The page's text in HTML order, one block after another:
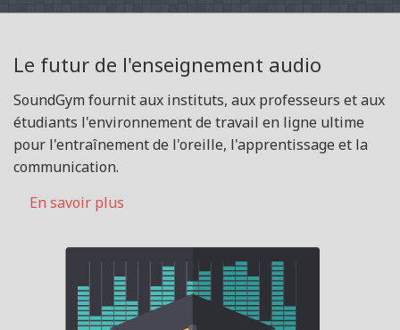
Le futur de l'enseignement audio
SoundGym fournit aux instituts, aux professeurs et aux
étudiants l'environnement de travail en ligne ultime
pour l'entraînement de l'oreille, l'apprentissage et la
communication.
En savoir plus